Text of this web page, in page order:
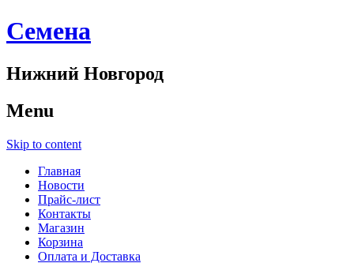
Cемена
Нижний Новгород
Menu
Skip to content
Главная
Новости
Прайс-лист
Контакты
Магазин
Корзина
Оплата и Доставка